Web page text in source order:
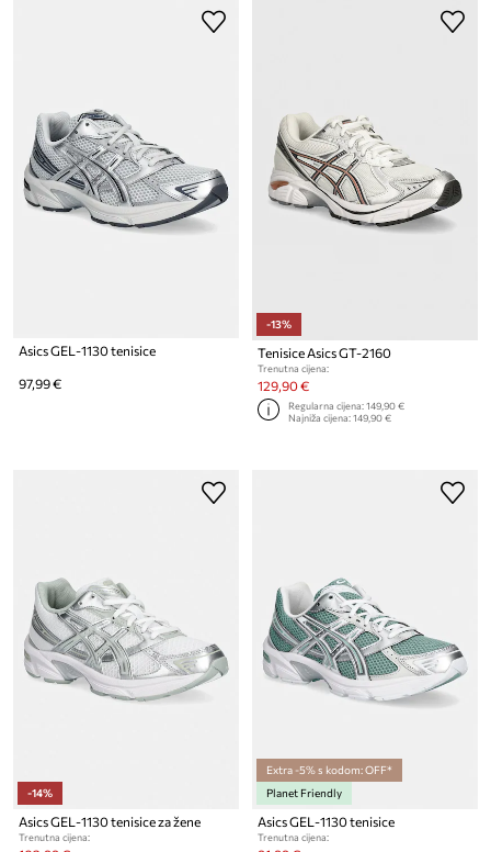
Asics GEL-1130 tenisice
97,99 €
-13%
Tenisice Asics GT-2160
Trenutna cijena:
129,90 €
Regularna cijena:149,90 €
Najniža cijena:149,90 €
-14%
Asics GEL-1130 tenisice za žene
Trenutna cijena:
Extra -5% s kodom: OFF*
Planet Friendly
Asics GEL-1130 tenisice
Trenutna cijena: